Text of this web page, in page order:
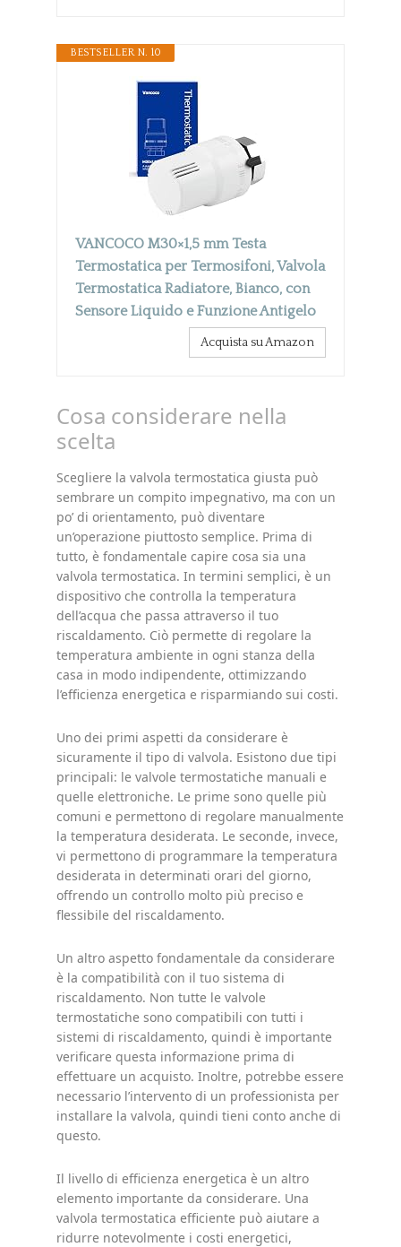
BESTSELLER N. 10
VANCOCO M30×1,5 mm Testa
Termostatica per Termosifoni, Valvola
Termostatica Radiatore, Bianco, con
Sensore Liquido e Funzione Antigelo
Acquista su Amazon
Cosa considerare nella
scelta
Scegliere la valvola termostatica giusta può
sembrare un compito impegnativo, ma con un
po’ di orientamento, può diventare
un’operazione piuttosto semplice. Prima di
tutto, è fondamentale capire cosa sia una
valvola termostatica. In termini semplici, è un
dispositivo che controlla la temperatura
dell’acqua che passa attraverso il tuo
riscaldamento. Ciò permette di regolare la
temperatura ambiente in ogni stanza della
casa in modo indipendente, ottimizzando
l’efficienza energetica e risparmiando sui costi.
Uno dei primi aspetti da considerare è
sicuramente il tipo di valvola. Esistono due tipi
principali: le valvole termostatiche manuali e
quelle elettroniche. Le prime sono quelle più
comuni e permettono di regolare manualmente
la temperatura desiderata. Le seconde, invece,
vi permettono di programmare la temperatura
desiderata in determinati orari del giorno,
offrendo un controllo molto più preciso e
flessibile del riscaldamento.
Un altro aspetto fondamentale da considerare
è la compatibilità con il tuo sistema di
riscaldamento. Non tutte le valvole
termostatiche sono compatibili con tutti i
sistemi di riscaldamento, quindi è importante
verificare questa informazione prima di
effettuare un acquisto. Inoltre, potrebbe essere
necessario l’intervento di un professionista per
installare la valvola, quindi tieni conto anche di
questo.
Il livello di efficienza energetica è un altro
elemento importante da considerare. Una
valvola termostatica efficiente può aiutare a
ridurre notevolmente i costi energetici,